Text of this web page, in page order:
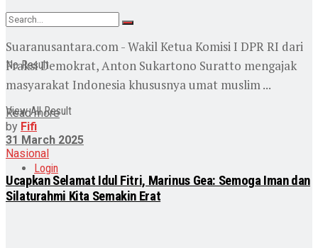
No Result
View All Result
Login
Suaranusantara.com - Wakil Ketua Komisi I DPR RI dari
Fraksi Demokrat, Anton Sukartono Suratto mengajak
masyarakat Indonesia khususnya umat muslim ...
Read more
by Fifi
31 March 2025
Nasional
Ucapkan Selamat Idul Fitri, Marinus Gea: Semoga Iman dan
Silaturahmi Kita Semakin Erat